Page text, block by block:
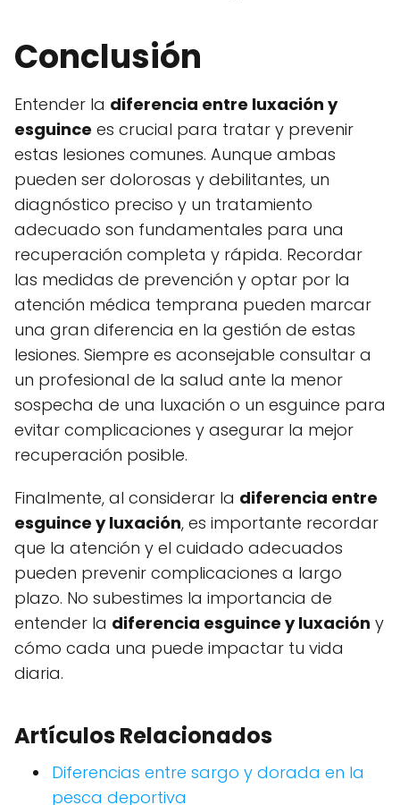
Conclusión
Entender la diferencia entre luxación y
esguince es crucial para tratar y prevenir
estas lesiones comunes. Aunque ambas
pueden ser dolorosas y debilitantes, un
diagnóstico preciso y un tratamiento
adecuado son fundamentales para una
recuperación completa y rápida. Recordar
las medidas de prevención y optar por la
atención médica temprana pueden marcar
una gran diferencia en la gestión de estas
lesiones. Siempre es aconsejable consultar a
un profesional de la salud ante la menor
sospecha de una luxación o un esguince para
evitar complicaciones y asegurar la mejor
recuperación posible.
Finalmente, al considerar la diferencia entre
esguince y luxación, es importante recordar
que la atención y el cuidado adecuados
pueden prevenir complicaciones a largo
plazo. No subestimes la importancia de
entender la diferencia esguince y luxación y
cómo cada una puede impactar tu vida
diaria.
Artículos Relacionados
Diferencias entre sargo y dorada en la
pesca deportiva